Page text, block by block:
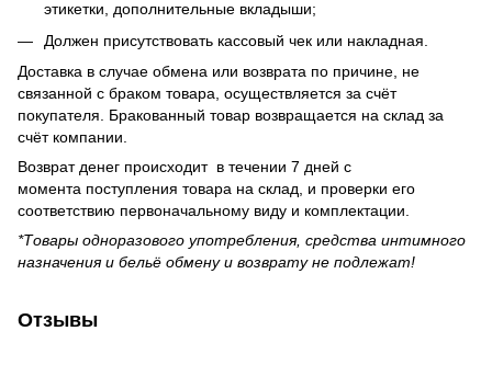
этикетки, дополнительные вкладыши;
Должен присутствовать кассовый чек или накладная.
Доставка в случае обмена или возврата по причине, не
связанной с браком товара, осуществляется за счёт
покупателя. Бракованный товар возвращается на склад за
счёт компании.
Возврат денег происходит в течении 7 дней с
момента поступления товара на склад, и проверки его
соответствию первоначальному виду и комплектации.
*Товары одноразового употребления, средства интимного
назначения и бельё обмену и возврату не подлежат!
Отзывы